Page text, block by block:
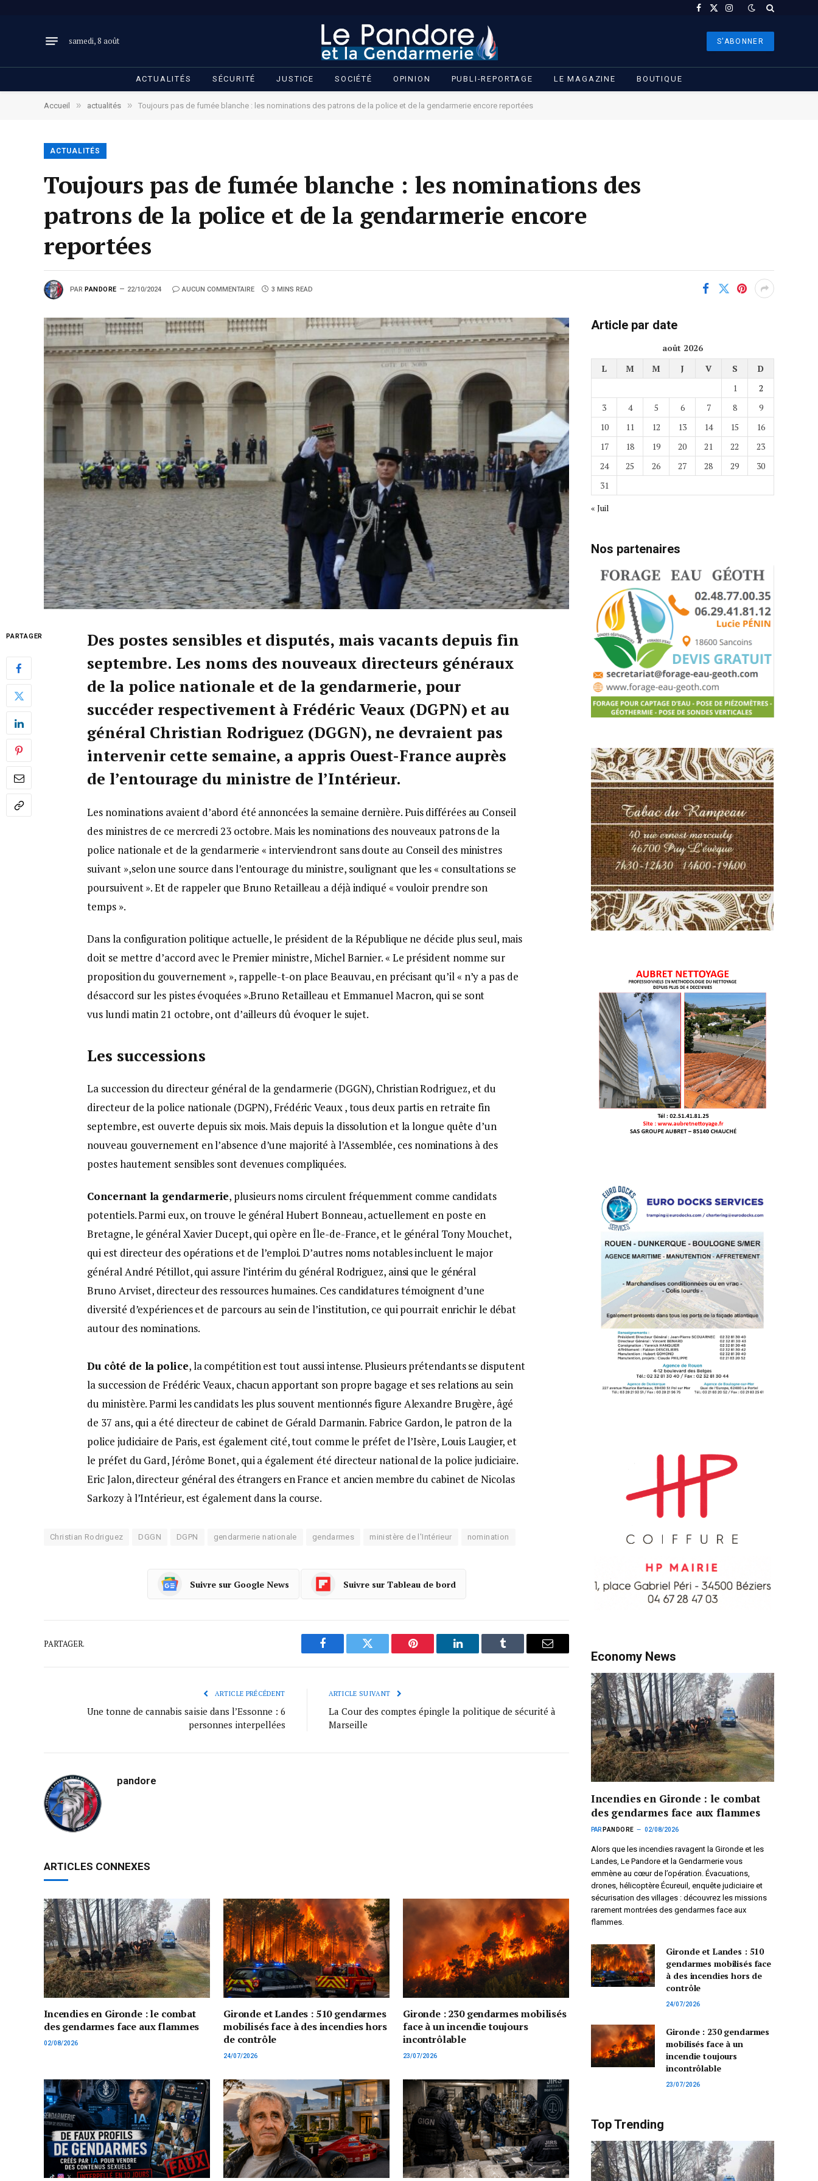
Facebook
X
Instagram
samedi, 8 août S'ABONNER
ACTUALITÉS SÉCURITÉ JUSTICE SOCIÉTÉ OPINION PUBLI-REPORTAGE LE MAGAZINE BOUTIQUE
Accueil » actualités » Toujours pas de fumée blanche : les nominations des patrons de la police et de la gendarmerie encore reportées
ACTUALITÉS
Toujours pas de fumée blanche : les nominations des
patrons de la police et de la gendarmerie encore
reportées
PAR PANDORE 22/10/2024 AUCUN COMMENTAIRE 3 MINS READ
PARTAGER
Des postes sensibles et disputés, mais vacants depuis fin
septembre. Les noms des nouveaux directeurs généraux
de la police nationale et de la gendarmerie, pour
succéder respectivement à Frédéric Veaux (DGPN) et au
général Christian Rodriguez (DGGN), ne devraient pas
intervenir cette semaine, a appris Ouest-France auprès
de l’entourage du ministre de l’Intérieur.
Les nominations avaient d’abord été annoncées la semaine dernière. Puis différées au Conseil
des ministres de ce mercredi 23 octobre. Mais les nominations des nouveaux patrons de la
police nationale et de la gendarmerie « interviendront sans doute au Conseil des ministres
suivant »,selon une source dans l’entourage du ministre, soulignant que les « consultations se
poursuivent ». Et de rappeler que Bruno Retailleau a déjà indiqué « vouloir prendre son
temps ».
Dans la configuration politique actuelle, le président de la République ne décide plus seul, mais
doit se mettre d’accord avec le Premier ministre, Michel Barnier. « Le président nomme sur
proposition du gouvernement », rappelle-t-on place Beauvau, en précisant qu’il « n’y a pas de
désaccord sur les pistes évoquées ».Bruno Retailleau et Emmanuel Macron, qui se sont
vus lundi matin 21 octobre, ont d’ailleurs dû évoquer le sujet.
Les successions
La succession du directeur général de la gendarmerie (DGGN), Christian Rodriguez, et du
directeur de la police nationale (DGPN), Frédéric Veaux , tous deux partis en retraite fin
septembre, est ouverte depuis six mois. Mais depuis la dissolution et la longue quête d’un
nouveau gouvernement en l’absence d’une majorité à l’Assemblée, ces nominations à des
postes hautement sensibles sont devenues compliquées.
Concernant la gendarmerie, plusieurs noms circulent fréquemment comme candidats
potentiels. Parmi eux, on trouve le général Hubert Bonneau, actuellement en poste en
Bretagne, le général Xavier Ducept, qui opère en Île-de-France, et le général Tony Mouchet,
qui est directeur des opérations et de l’emploi. D’autres noms notables incluent le major
général André Pétillot, qui assure l’intérim du général Rodriguez, ainsi que le général
Bruno Arviset, directeur des ressources humaines. Ces candidatures témoignent d’une
diversité d’expériences et de parcours au sein de l’institution, ce qui pourrait enrichir le débat
autour des nominations.
Du côté de la police, la compétition est tout aussi intense. Plusieurs prétendants se disputent
la succession de Frédéric Veaux, chacun apportant son propre bagage et ses relations au sein
du ministère. Parmi les candidats les plus souvent mentionnés figure Alexandre Brugère, âgé
de 37 ans, qui a été directeur de cabinet de Gérald Darmanin. Fabrice Gardon, le patron de la
police judiciaire de Paris, est également cité, tout comme le préfet de l’Isère, Louis Laugier, et
le préfet du Gard, Jérôme Bonet, qui a également été directeur national de la police judiciaire.
Eric Jalon, directeur général des étrangers en France et ancien membre du cabinet de Nicolas
Sarkozy à l’Intérieur, est également dans la course.
Christian Rodriguez DGGN DGPN gendarmerie nationale gendarmes ministère de l'Intérieur nomination
Suivre sur Google News Suivre sur Tableau de bord
PARTAGER.
Facebook Twitter Pinterest LinkedIn Tumblr Courriel
ARTICLE PRÉCÉDENT
Une tonne de cannabis saisie dans l’Essonne : 6
personnes interpellées
ARTICLE SUIVANT
La Cour des comptes épingle la politique de sécurité à
Marseille
pandore
ARTICLES CONNEXES
Incendies en Gironde : le combat
des gendarmes face aux flammes
02/08/2026
Gironde et Landes : 510 gendarmes
mobilisés face à des incendies hors
de contrôle
24/07/2026
Gironde : 230 gendarmes mobilisés
face à un incendie toujours
incontrôlable
23/07/2026
Article par date
août 2026
L
M M J V S
D
1
2
3
4 5 6 7 8
9
10
11 12 13 14 15
16
17
18 19 20 21 22
23
24
25 26 27 28 29
30
31
« Juil
Nos partenaires
Economy News
Incendies en Gironde : le combat
des gendarmes face aux flammes
PAR PANDORE 02/08/2026
Alors que les incendies ravagent la Gironde et les
Landes, Le Pandore et la Gendarmerie vous
emmène au cœur de l’opération. Évacuations,
drones, hélicoptère Écureuil, enquête judiciaire et
sécurisation des villages : découvrez les missions
rarement montrées des gendarmes face aux
flammes.
Gironde et Landes : 510
gendarmes mobilisés face
à des incendies hors de
contrôle
24/07/2026
Gironde : 230 gendarmes
mobilisés face à un
incendie toujours
incontrôlable
23/07/2026
Top Trending